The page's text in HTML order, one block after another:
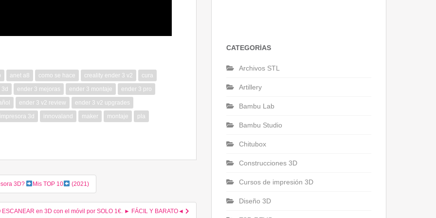
anet a8 como se hace creality ender 3 v2
cura
ender 3 mejoras ender 3 montaje
ender 3 pro
ender 3 v2 review
ender 3 v2 upgrades
impresora 3d innovaland maker montaje
pla
3D? Mis TOP 10 (2021)
ESCANEAR en 3D con el móvil por SOLO 1€. ► FÁCIL Y BARATO◄
CATEGORÍAS
Archivos STL
Artillery
Bambu Lab
Bambu Studio
Chitubox
Construcciones 3D
Cursos de impresión 3D
Diseño 3D